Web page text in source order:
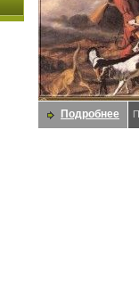
Подробнее